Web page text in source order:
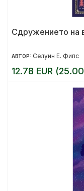
Сдружението на
АВТОР: Селуин Е. Фипс
12.78 EUR